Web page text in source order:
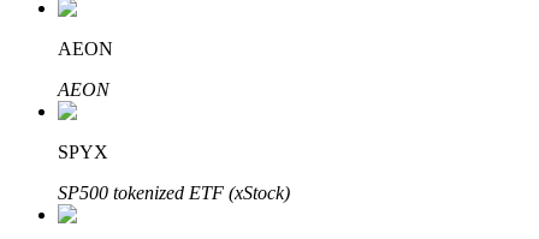
Investasi Otomatis
Raih keuntungan jangka panjang dan kepentingan fleksibel
AEON
AEON
SPYX
SP500 tokenized ETF (xStock)